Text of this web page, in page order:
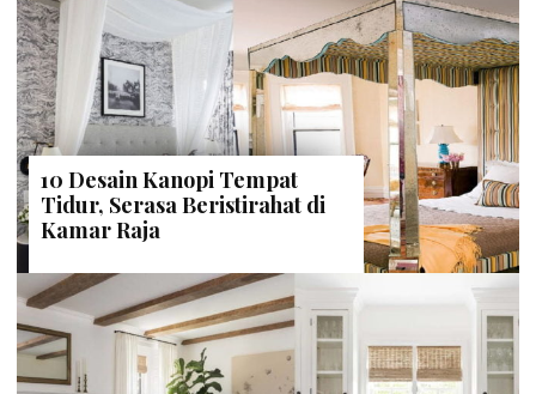
10 Desain Kanopi Tempat
Tidur, Serasa Beristirahat di
Kamar Raja